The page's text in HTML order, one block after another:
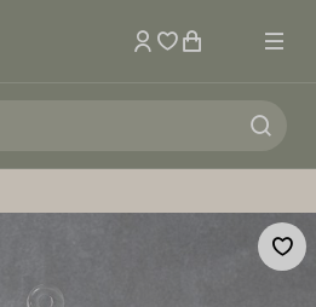
Mon compte